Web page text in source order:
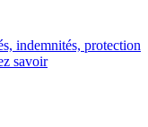
indemnités, protection
savoir